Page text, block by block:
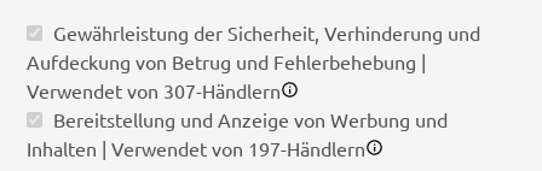
Gewährleistung der Sicherheit, Verhinderung und
Aufdeckung von Betrug und Fehlerbehebung |
Verwendet von 307-Händlern
Bereitstellung und Anzeige von Werbung und
Inhalten | Verwendet von 197-Händlern